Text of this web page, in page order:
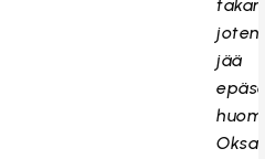
joten
jää